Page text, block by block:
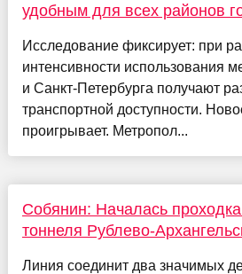
удобным для всех районов
Исследование фиксирует: при
интенсивности использования
и Санкт-Петербурга получают
транспортной доступности.
проигрывает. Метропол...
Собянин: Началась
тоннеля Рублево-
Линия соединит два значимых